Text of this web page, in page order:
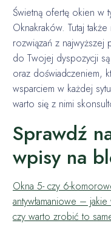
Świetną ofertę okien w
Oknakraków. Tutaj
rozwiązań z najwyższej
do Twojej dyspozycji
oraz doświadczeniem,
wsparciem w każdej
warto się z nimi
Sprawdź
wpisy na
Okna 5- czy 6-
antywłamaniowe –
czy warto zrobić to